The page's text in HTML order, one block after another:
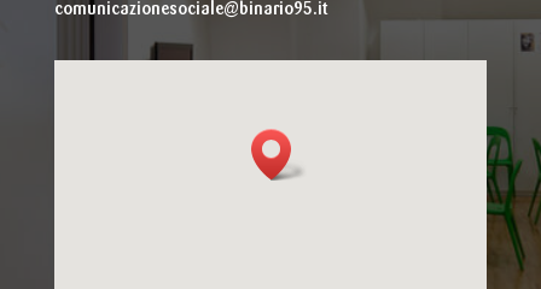
comunicazionesociale@binario95.it